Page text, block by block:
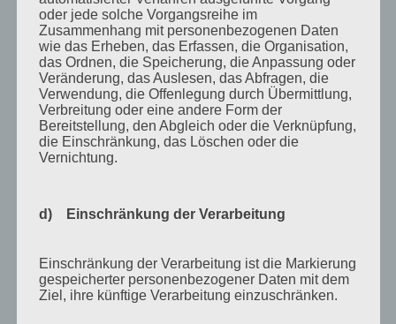
Juni 2014
Januar 2014
August 2013
Juli 2013
Juni 2013
Mai 2013
März 2013
Juli 2012
Juni 2012
oder jede solche Vorgangsreihe im
Zusammenhang mit personenbezogenen Daten
wie das Erheben, das Erfassen, die Organisation,
das Ordnen, die Speicherung, die Anpassung oder
Veränderung, das Auslesen, das Abfragen, die
Verwendung, die Offenlegung durch Übermittlung,
Verbreitung oder eine andere Form der
Bereitstellung, den Abgleich oder die Verknüpfung,
die Einschränkung, das Löschen oder die
Vernichtung.
d) Einschränkung der Verarbeitung
Einschränkung der Verarbeitung ist die Markierung
gespeicherter personenbezogener Daten mit dem
Ziel, ihre künftige Verarbeitung einzuschränken.